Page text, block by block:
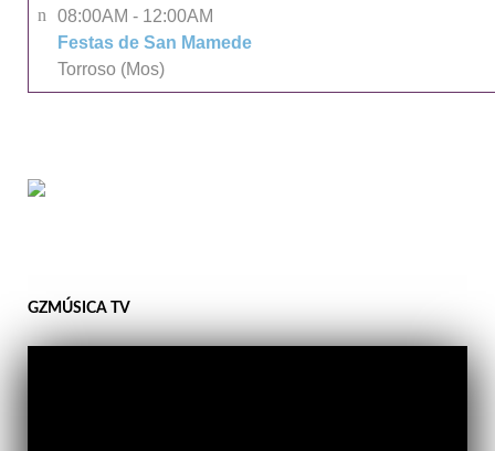
08:00AM - 12:00AM
Festas de San Mamede
Torroso (Mos)
GZMÚSICA TV